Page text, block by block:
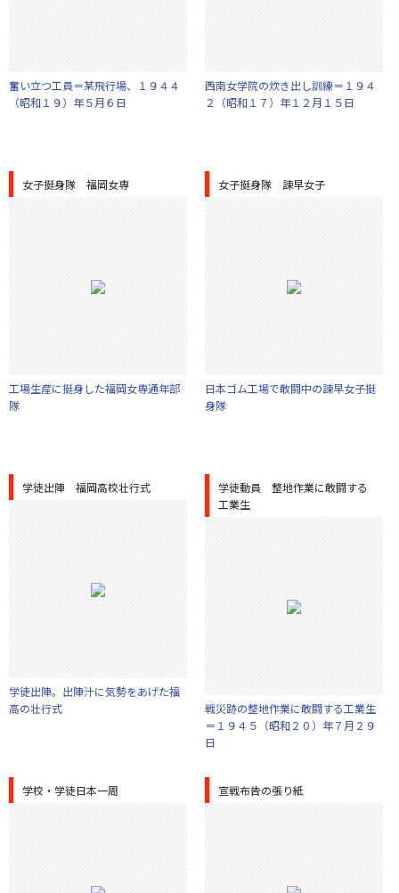
奮い立つ工員＝某飛行場、１９４４
（昭和１９）年５月６日
西南女学院の炊き出し訓練＝１９４
２（昭和１７）年１２月１５日
女子挺身隊 福岡女専
工場生産に挺身した福岡女専通年部
隊
女子挺身隊 諫早女子
日本ゴム工場で敢闘中の諫早女子挺
身隊
学徒出陣 福岡高校壮行式
学徒出陣。出陣汁に気勢をあげた福
高の壮行式
学徒動員 整地作業に敢闘する
工業生
戦災跡の整地作業に敢闘する工業生
＝１９４５（昭和２０）年７月２９
日
学校・学徒日本一周 宣戦布告の張り紙